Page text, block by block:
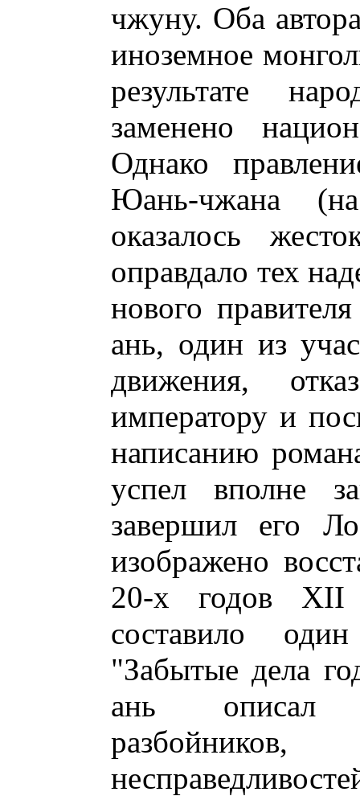
чжуну. Оба
иноземное
результате
заменено
Однако
Юань-чжана
оказалось
оправдало тех
нового
ань, один из
движения,
императору и
написанию
успел вполне
завершил его
изображено
20-х годов XII
составило
"Забытые дела
ань описал